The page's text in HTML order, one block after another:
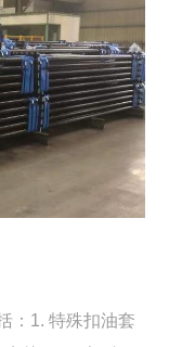
：1. 特殊扣油套